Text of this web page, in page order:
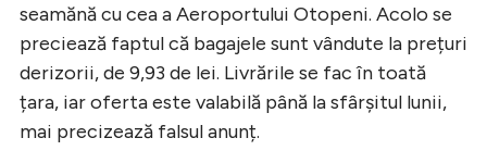
seamănă cu cea a Aeroportului Otopeni. Acolo se
preciează faptul că bagajele sunt vândute la prețuri
derizorii, de 9,93 de lei. Livrările se fac în toată
țara, iar oferta este valabilă până la sfârșitul lunii,
mai precizează falsul anunț.